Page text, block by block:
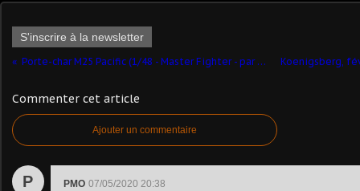
S'inscrire à la newsletter
Porte-char M25 Pacific (1/48 - Master Fighter - par Marc H.)
Commenter cet article
Ajouter un commentaire
P PMO 07/05/2020 20:38